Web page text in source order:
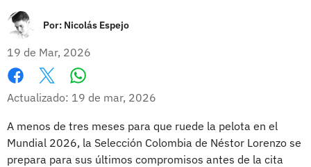
Por: Nicolás Espejo
19 de Mar, 2026
Facebook
X
Actualizado: 19 de mar, 2026
A menos de tres meses para que ruede la pelota en el
Mundial 2026, la Selección Colombia de Néstor Lorenzo se
prepara para sus últimos compromisos antes de la cita